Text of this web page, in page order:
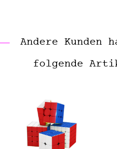
Andere Kunden
folgende